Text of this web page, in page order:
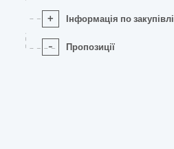
+ Інформація по закупівлі
- Пропозиції